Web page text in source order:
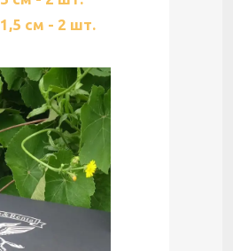
см - 2 шт.